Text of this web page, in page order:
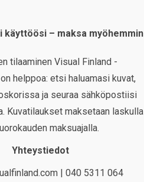
käyttöösi – maksa myöhemmin
tilaaminen Visual Finland -
helppoa: etsi haluamasi kuvat,
ja seuraa sähköpostiisi
Kuvatilaukset maksetaan laskulla
maksuajalla.
Yhteystiedot
| 040 5311 064